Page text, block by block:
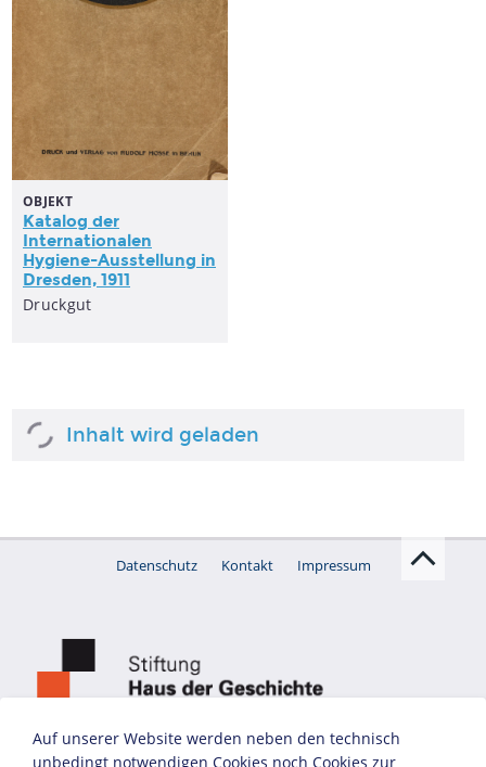
OBJEKT
Katalog der
Internationalen
Hygiene-Ausstellung in
Dresden, 1911
Druckgut
Inhalt wird geladen
Datenschutz Kontakt Impressum
Auf unserer Website werden neben den technisch
unbedingt notwendigen Cookies noch Cookies zur